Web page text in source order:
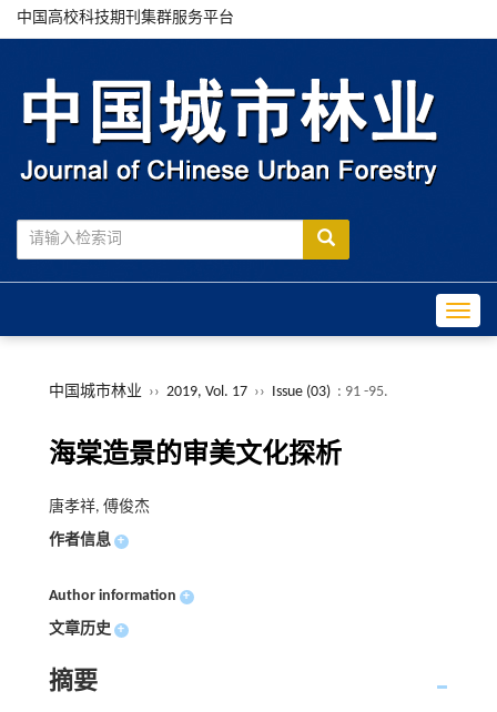
中国高校科技期刊集群服务平台
中国城市林业 ›› 2019, Vol. 17 ›› Issue (03) : 91 -95.
海棠造景的审美文化探析
唐孝祥, 傅俊杰
作者信息 +
Author information +
文章历史 +
摘要